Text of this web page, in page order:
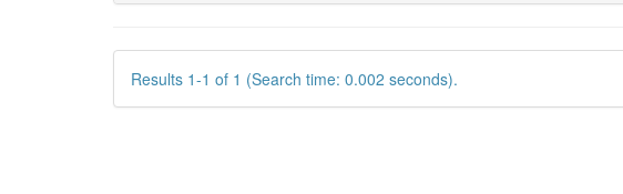
Results 1-1 of 1 (Search time: 0.002 seconds).